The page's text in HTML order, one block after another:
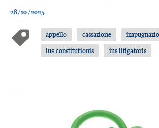
28/10/2025
appello cassazione
ius constitutionis
ius litigatoris